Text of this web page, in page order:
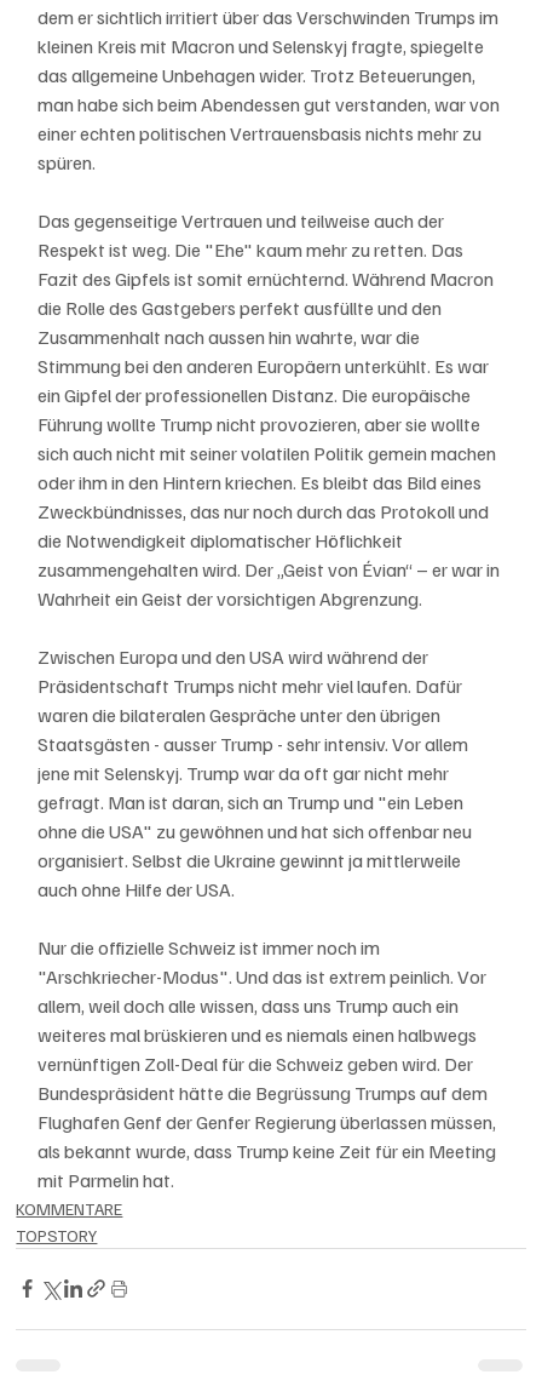
dem er sichtlich irritiert über das Verschwinden Trumps im
kleinen Kreis mit Macron und Selenskyj fragte, spiegelte
das allgemeine Unbehagen wider. Trotz Beteuerungen,
man habe sich beim Abendessen gut verstanden, war von
einer echten politischen Vertrauensbasis nichts mehr zu
spüren.
Das gegenseitige Vertrauen und teilweise auch der
Respekt ist weg. Die "Ehe" kaum mehr zu retten. Das
Fazit des Gipfels ist somit ernüchternd. Während Macron
die Rolle des Gastgebers perfekt ausfüllte und den
Zusammenhalt nach aussen hin wahrte, war die
Stimmung bei den anderen Europäern unterkühlt. Es war
ein Gipfel der professionellen Distanz. Die europäische
Führung wollte Trump nicht provozieren, aber sie wollte
sich auch nicht mit seiner volatilen Politik gemein machen
oder ihm in den Hintern kriechen. Es bleibt das Bild eines
Zweckbündnisses, das nur noch durch das Protokoll und
die Notwendigkeit diplomatischer Höflichkeit
zusammengehalten wird. Der „Geist von Évian“ – er war in
Wahrheit ein Geist der vorsichtigen Abgrenzung.
Zwischen Europa und den USA wird während der
Präsidentschaft Trumps nicht mehr viel laufen. Dafür
waren die bilateralen Gespräche unter den übrigen
Staatsgästen - ausser Trump - sehr intensiv. Vor allem
jene mit Selenskyj. Trump war da oft gar nicht mehr
gefragt. Man ist daran, sich an Trump und "ein Leben
ohne die USA" zu gewöhnen und hat sich offenbar neu
organisiert. Selbst die Ukraine gewinnt ja mittlerweile
auch ohne Hilfe der USA.
Nur die offizielle Schweiz ist immer noch im
"Arschkriecher-Modus". Und das ist extrem peinlich. Vor
allem, weil doch alle wissen, dass uns Trump auch ein
weiteres mal brüskieren und es niemals einen halbwegs
vernünftigen Zoll-Deal für die Schweiz geben wird. Der
Bundespräsident hätte die Begrüssung Trumps auf dem
Flughafen Genf der Genfer Regierung überlassen müssen,
als bekannt wurde, dass Trump keine Zeit für ein Meeting
mit Parmelin hat.
KOMMENTARE
TOPSTORY